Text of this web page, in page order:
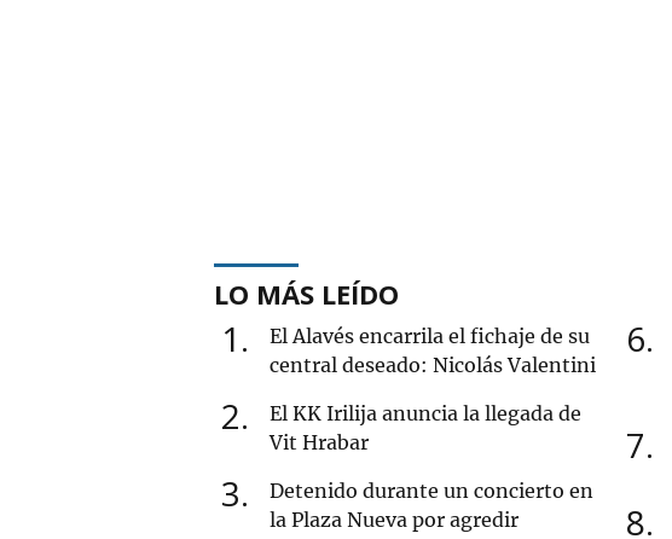
LO MÁS LEÍDO
1
El Alavés encarrila el fichaje de su
central deseado: Nicolás Valentini
2
El KK Irilija anuncia la llegada de
Vit Hrabar
3
Detenido durante un concierto en
la Plaza Nueva por agredir
6
7
8